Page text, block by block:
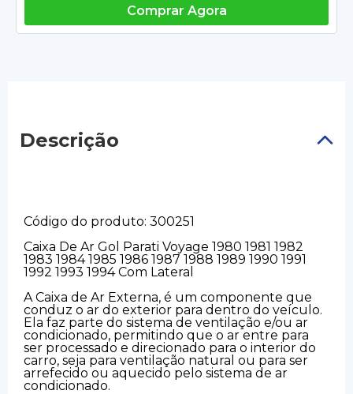
Comprar Agora
Descrição
Código do produto: 300251
Caixa De Ar Gol Parati Voyage 1980 1981 1982
1983 1984 1985 1986 1987 1988 1989 1990 1991
1992 1993 1994 Com Lateral
A Caixa de Ar Externa, é um componente que
conduz o ar do exterior para dentro do veículo.
Ela faz parte do sistema de ventilação e/ou ar
condicionado, permitindo que o ar entre para
ser processado e direcionado para o interior do
carro, seja para ventilação natural ou para ser
arrefecido ou aquecido pelo sistema de ar
condicionado.